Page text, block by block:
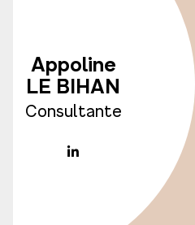
Appoline
LE BIHAN
Consultante